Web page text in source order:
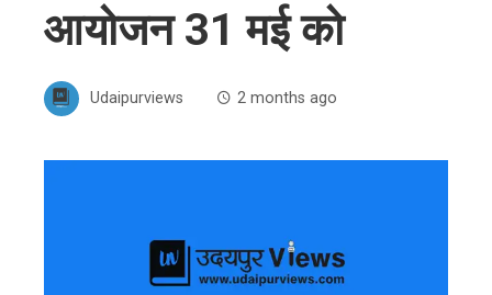
आयोजन 31 मई को
Udaipurviews 2 months ago